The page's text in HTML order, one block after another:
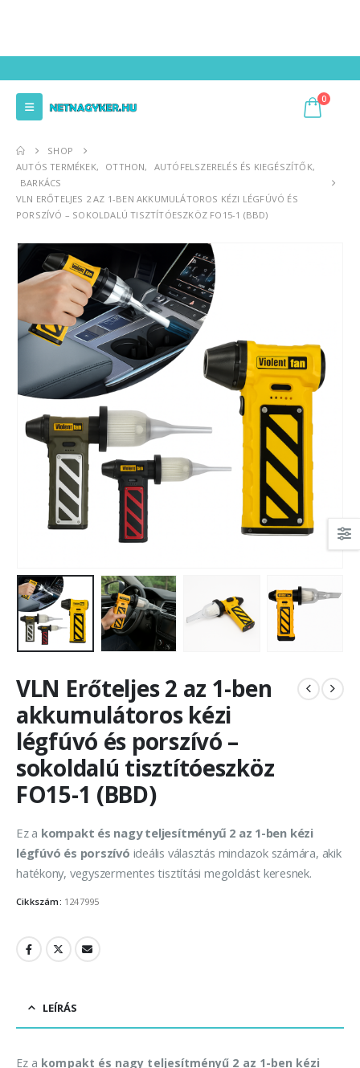
0
SHOP
AUTÓS TERMÉKEK, OTTHON, AUTÓFELSZERELÉS ÉS KIEGÉSZÍTŐK,
BARKÁCS
VLN ERŐTELJES 2 AZ 1-BEN AKKUMULÁTOROS KÉZI LÉGFÚVÓ ÉS
PORSZÍVÓ – SOKOLDALÚ TISZTÍTÓESZKÖZ FO15-1 (BBD)
VLN Erőteljes 2 az 1-ben
akkumulátoros kézi
légfúvó és porszívó –
sokoldalú tisztítóeszköz
FO15-1 (BBD)
Ez a kompakt és nagy teljesítményű 2 az 1-ben kézi
légfúvó és porszívó ideális választás mindazok számára, akik
hatékony, vegyszermentes tisztítási megoldást keresnek.
Cikkszám: 1247995
LEÍRÁS
Ez a kompakt és nagy teljesítményű 2 az 1-ben kézi